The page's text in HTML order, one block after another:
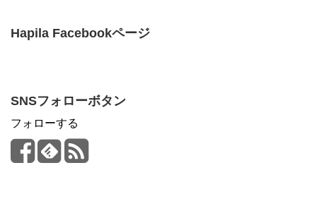
Hapila Facebookページ
SNSフォローボタン
フォローする